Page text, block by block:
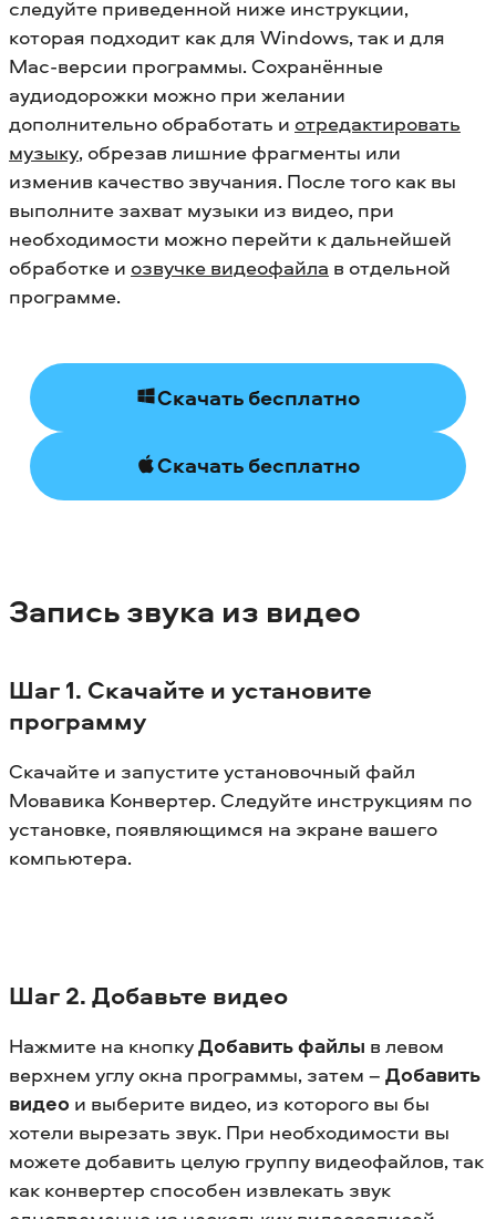
следуйте приведенной ниже инструкции,
которая подходит как для Windows, так и для
Mac-версии программы. Сохранённые
аудиодорожки можно при желании
дополнительно обработать и отредактировать
музыку, обрезав лишние фрагменты или
изменив качество звучания. После того как вы
выполните захват музыки из видео, при
необходимости можно перейти к дальнейшей
обработке и озвучке видеофайла в отдельной
программе.
Скачать бесплатно
Скачать бесплатно
Запись звука из видео
Шаг 1. Скачайте и установите
программу
Скачайте и запустите установочный файл
Мовавика Конвертер. Следуйте инструкциям по
установке, появляющимся на экране вашего
компьютера.
Шаг 2. Добавьте видео
Нажмите на кнопкуДобавить файлы в левом
верхнем углу окна программы, затем – Добавить
видео и выберите видео, из которого вы бы
хотели вырезать звук. При необходимости вы
можете добавить целую группу видеофайлов, так
как конвертер способен извлекать звук